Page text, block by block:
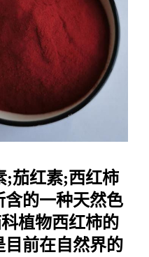
;茄红素;西红柿
含的一种天然色
植物西红柿的
目前在自然界的